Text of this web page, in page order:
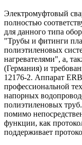
Электромуфтовый
полностью
для данного типа
"Трубы и фитинги
полиэтиленовых
нагревателями", а,
(Германия) и
12176-2. Аппарат
профессиональной
напорных
полиэтиленовых
помимо
функции, как
поддерживает